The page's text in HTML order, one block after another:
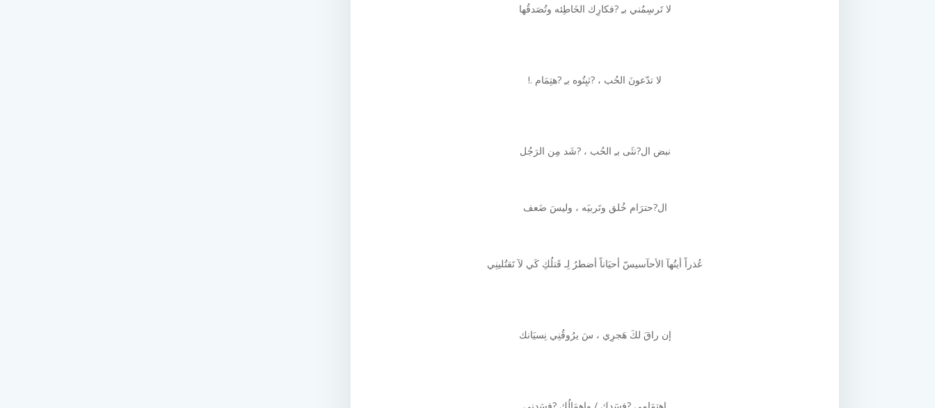
لا تَرسِمُني بـِ ?فكارِك الخَاطِئه وتُصَدقُها
لا تدّعونَ الحُب ، ?ثبِتُوه بـِ ?هتِمَام .!
نبض ال?نثَى بـِ الحُب ، ?شَد مِن الرَجُل
ال?حترَام خُلق وتَربيَه ، وليسَ ضَعف
عُذراً أيتُهآ الأحآسيسّ أحيَاناً أضطرُ لِـ قَتلُكِ كَي لآ تَقتُلينِي
إن راقَ لكَ هَجرِي ، سَ يرُوقُنِي نِسيَانك